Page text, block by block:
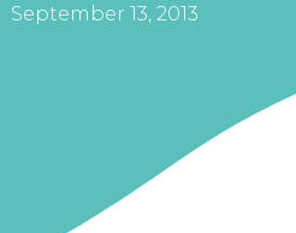
September 13, 2013